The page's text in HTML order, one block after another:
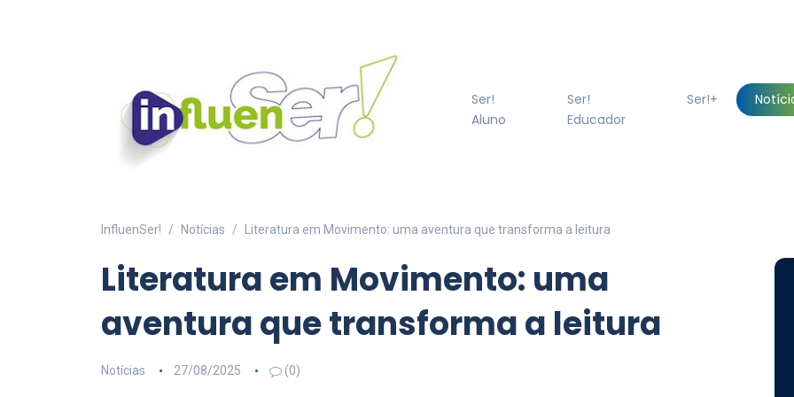
Ser!
Aluno
Ser!
Educador
Ser!+
InfluenSer! Notícias Literatura em Movimento: uma aventura que transforma a leitura
Literatura em Movimento: uma
aventura que transforma a leitura
Notícias 27/08/2025 (0)